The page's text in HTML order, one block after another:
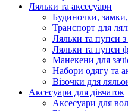
Ляльки та аксесуари
Будиночки, замки,
Транспорт для
Ляльки та пупси з
Ляльки та пупси
Манекени для
Набори одягу та
Візочки для
Аксесуари для дівчаток
Аксесуари для